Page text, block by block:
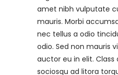
amet nibh vulputate
mauris. Morbi
nec tellus a odio
odio. Sed non mauris
auctor eu in elit.
sociosqu ad litora